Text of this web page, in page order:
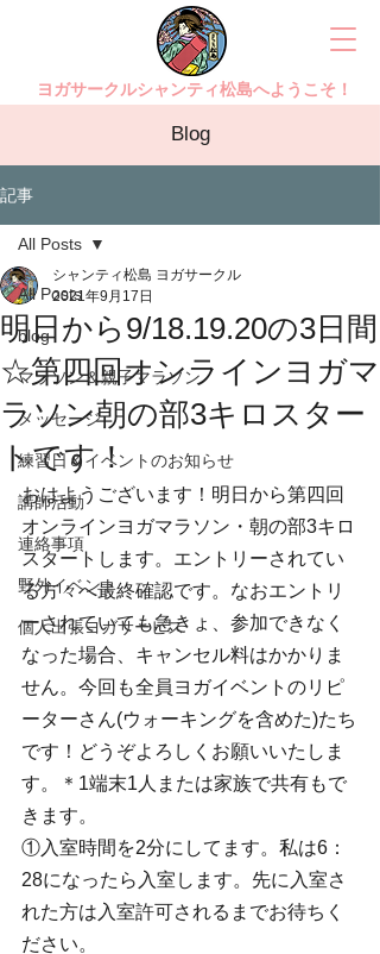
ヨガサークルシャンティ松島へようこそ！
Blog
記事
All Posts
blog
マラソン＆親子マラソン
メッセージ
練習日＆イベントのお知らせ
講師活動
連絡事項
野外イベント
個人出張ヨガサービス
All Posts
明日から9/18.19.20の3日間
☆第四回オンラインヨガマ
ラソン朝の部3キロスター
トです！
シャンティ松島 ヨガサークル
2021年9月17日
おはようございます！明日から第四回
オンラインヨガマラソン・朝の部3キロ
スタートします。エントリーされてい
る方々へ最終確認です。なおエントリ
ーされていても急きょ、参加できなく
なった場合、キャンセル料はかかりま
せん。今回も全員ヨガイベントのリピ
ーターさん(ウォーキングを含めた)たち
です！どうぞよろしくお願いいたしま
す。＊1端末1人または家族で共有もで
きます。
①入室時間を2分にしてます。私は6：
28になったら入室します。先に入室さ
れた方は入室許可されるまでお待ちく
ださい。